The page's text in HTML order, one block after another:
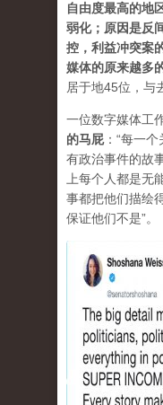
自由度最高的地
弱化；原因是反
控，利益冲突案
媒体的原来越多
居于地45位，与
一位数字媒体工
的马屁：“每一
有政治事件的故
上每个人都是无
事都把他们描绘
保证他们不是”。